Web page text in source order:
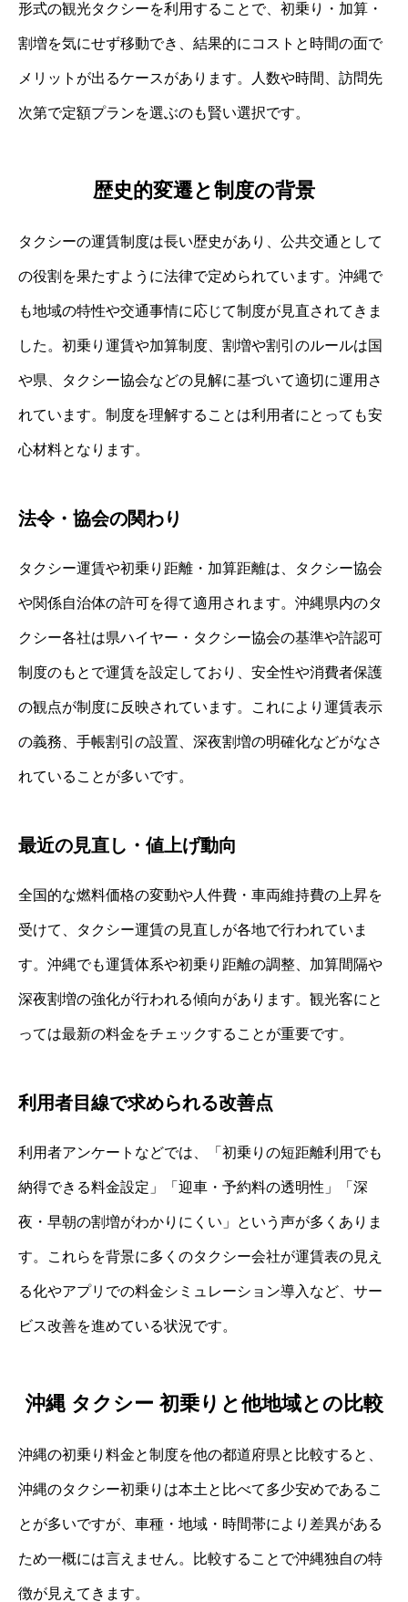
形式の観光タクシーを利用することで、初乗り・加算・
割増を気にせず移動でき、結果的にコストと時間の面で
メリットが出るケースがあります。人数や時間、訪問先
次第で定額プランを選ぶのも賢い選択です。
歴史的変遷と制度の背景
タクシーの運賃制度は長い歴史があり、公共交通として
の役割を果たすように法律で定められています。沖縄で
も地域の特性や交通事情に応じて制度が見直されてきま
した。初乗り運賃や加算制度、割増や割引のルールは国
や県、タクシー協会などの見解に基づいて適切に運用さ
れています。制度を理解することは利用者にとっても安
心材料となります。
法令・協会の関わり
タクシー運賃や初乗り距離・加算距離は、タクシー協会
や関係自治体の許可を得て適用されます。沖縄県内のタ
クシー各社は県ハイヤー・タクシー協会の基準や許認可
制度のもとで運賃を設定しており、安全性や消費者保護
の観点が制度に反映されています。これにより運賃表示
の義務、手帳割引の設置、深夜割増の明確化などがなさ
れていることが多いです。
最近の見直し・値上げ動向
全国的な燃料価格の変動や人件費・車両維持費の上昇を
受けて、タクシー運賃の見直しが各地で行われていま
す。沖縄でも運賃体系や初乗り距離の調整、加算間隔や
深夜割増の強化が行われる傾向があります。観光客にと
っては最新の料金をチェックすることが重要です。
利用者目線で求められる改善点
利用者アンケートなどでは、「初乗りの短距離利用でも
納得できる料金設定」「迎車・予約料の透明性」「深
夜・早朝の割増がわかりにくい」という声が多くありま
す。これらを背景に多くのタクシー会社が運賃表の見え
る化やアプリでの料金シミュレーション導入など、サー
ビス改善を進めている状況です。
沖縄 タクシー 初乗りと他地域との比較
沖縄の初乗り料金と制度を他の都道府県と比較すると、
沖縄のタクシー初乗りは本土と比べて多少安めであるこ
とが多いですが、車種・地域・時間帯により差異がある
ため一概には言えません。比較することで沖縄独自の特
徴が見えてきます。